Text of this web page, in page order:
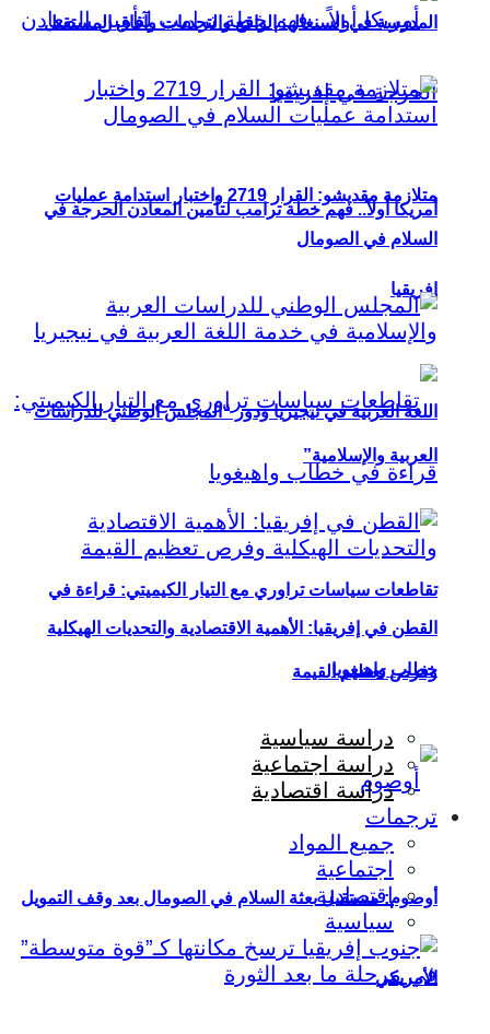
أمريكا أولاً.. فهم خطة ترامب لتأمين المعادن الحرجة في
إفريقيا
تقاطعات سياسات تراوري مع التيار الكيميتي: قراءة في
خطاب واهيغويا
أوصوم: مستقبل بعثة السلام في الصومال بعد وقف التمويل
الأمريكي
المدرسة في السنغال: الواقع والتحديات وآفاق المستقبل
متلازمة مقديشو: القرار 2719 واختبار استدامة عمليات
السلام في الصومال
اللغة العربية في نيجيريا ودور “المجلس الوطني للدراسات
العربية والإسلامية”
القطن في إفريقيا: الأهمية الاقتصادية والتحديات الهيكلية
وفرص تعظيم القيمة
دراسة سياسية
دراسة اجتماعية
دراسة اقتصادية
ترجمات
جميع المواد
اجتماعية
اقتصادية
سياسية